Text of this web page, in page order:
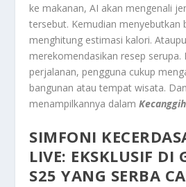
ke makanan, AI akan mengenali
tersebut. Kemudian menyebutkan
menghitung estimasi kalori.
merekomendasikan resep serupa.
perjalanan, pengguna cukup
bangunan atau tempat wisata.
menampilkannya dalam
SIMFONI
LIVE: EKSKLUSIF DI
S25 YANG SERBA